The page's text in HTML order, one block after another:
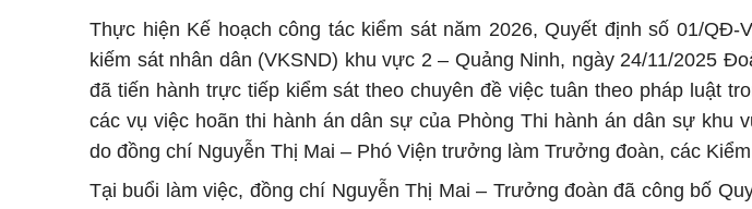
Thực hiện Kế hoạch công tác kiểm sát năm 2026, Quyết định số 01/QĐ-
kiếm sát nhân dân (VKSND) khu vực 2 – Quảng Ninh, ngày 24/11/2025
đã tiến hành trực tiếp kiểm sát theo chuyên đề việc tuân theo pháp luật
các vụ việc hoãn thi hành án dân sự của Phòng Thi hành án dân sự khu
do đồng chí Nguyễn Thị Mai – Phó Viện trưởng làm Trưởng đoàn, các
Tại buổi làm việc, đồng chí Nguyễn Thị Mai – Trưởng đoàn đã công bố